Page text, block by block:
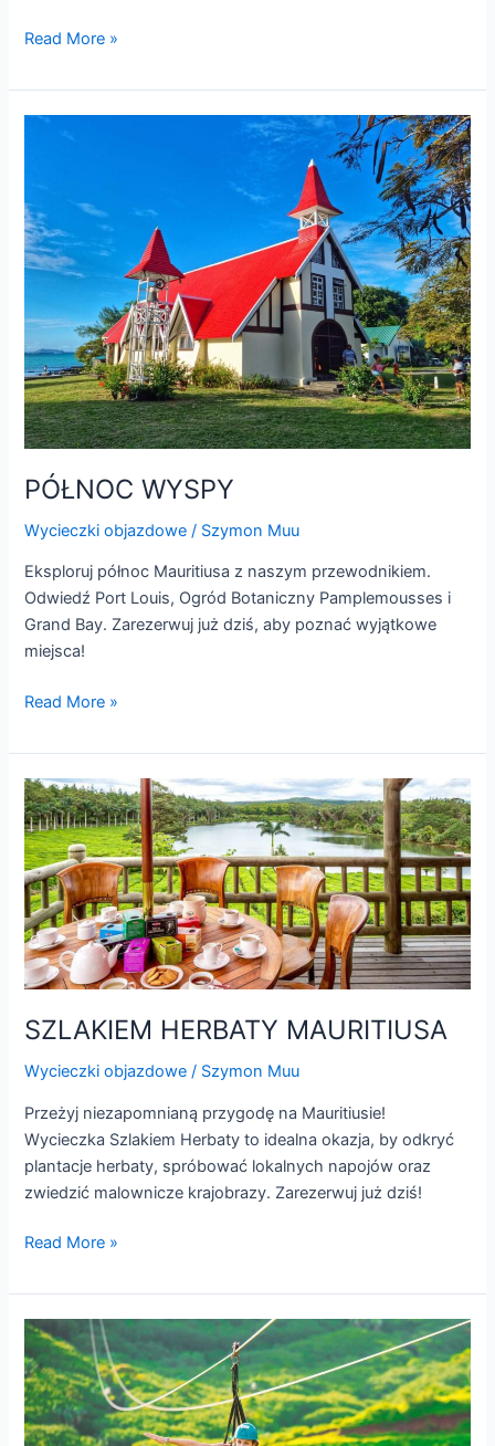
Read More »
PÓŁNOC WYSPY
Wycieczki objazdowe / Szymon Muu
Eksploruj północ Mauritiusa z naszym przewodnikiem.
Odwiedź Port Louis, Ogród Botaniczny Pamplemousses i
Grand Bay. Zarezerwuj już dziś, aby poznać wyjątkowe
miejsca!
PÓŁNOC
Read More »
SZLAKIEM HERBATY MAURITIUSA
Wycieczki objazdowe / Szymon Muu
Przeżyj niezapomnianą przygodę na Mauritiusie!
Wycieczka Szlakiem Herbaty to idealna okazja, by odkryć
plantacje herbaty, spróbować lokalnych napojów oraz
zwiedzić malownicze krajobrazy. Zarezerwuj już dziś!
SZLAKIEM
HERBATY
MAURITIUSA
Read More »
POŁUDNIOWE
SKARBY
MAURITIUSA
DLA
AKTYWNYCH